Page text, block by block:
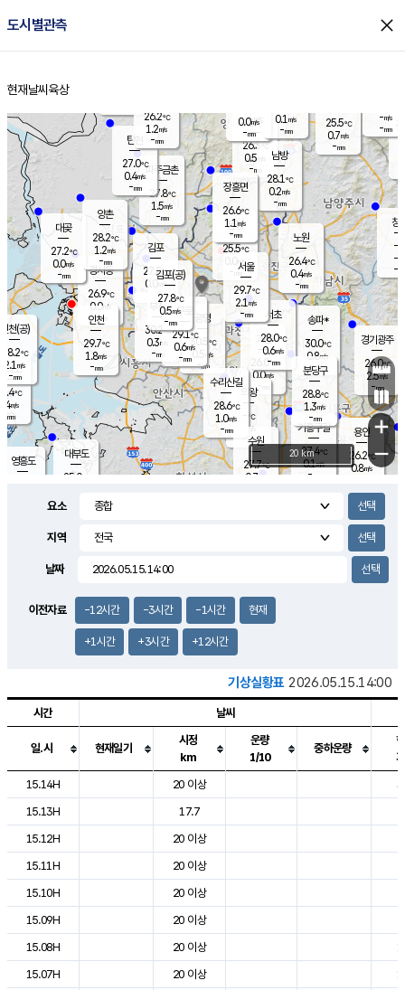
도시별관측 close
홈
현재날씨 육상
의도
℃
m/s
mm
영흥도
양주
26.3℃
0.5
-mm
과천
26.0℃
0.0m/s
- mm
용인
26.2℃
0.8m/s
경기광주
26.0℃
2.5m/s
-mm
0.7m/s
대부도
25.0
경서동
26.9℃
0.0m/s
-mm
파주금촌
27.8℃
1.5m/s
-mm
25.5℃
0.7m/s
-mm
대곶
27.2℃
0.0m/s
-mm
창
-
-m/
-
탄현
27.0℃
0.4m/s
-mm
-m/s
-mm
의왕
- ℃
m/s
mm
김포
27.8℃
0.0 m/s
mm
광명
30.5 ℃
0.5 m/s
-mm
부천
30.2℃
0.3m/s
-mm
양촌
28.2℃
1.2m/s
-mm
구로
29.1℃
0.6m/s
-mm
은평
25.5℃
0.0 m/s
- mm
노원
26.4℃
0.4m/s
-mm
송파*
30.0℃
0.8m/s
-mm
서초
28.0℃
0.6m/s
-mm
남방
28.1℃
0.2m/s
-mm
기흥구갈
27.4℃
0.1m/s
-
수리산길
28.6℃
1.0m/s
-mm
분당구
28.8℃
1.3m/s
-mm
장흥면
26.6℃
1.1 m/s
-mm
0.0m/s
-mm
인천(공)
28.2℃
2.1 m/s
-mm
김포(공)
27.8℃
0.5m/s
-mm
수원
27.7℃
0.7 m/s
인천
29.7℃
1.8m/s
-mm
서울
29.7℃
2.1 m/s
-mm
26.2℃
1.2m/s
-mm
0.1 m/s
-mm
+
−
20 km
요소
지역
날짜
이전자료 -12시간 -3시간 -1시간 현재
+1시간 +3시간 +12시간
기상실황표 2026.05.15.14:00
도시별 기상실황표로 지점, 날씨, 기온, 강수, 바람, 기압등을 안내한 표입
시간 날씨
일.시 현재일기
시정
km
운량
1/10
중하운량
15.14H
20 이상
15.13H
17.7
15.12H
20 이상
15.11H
20 이상
15.10H
20 이상
15.09H
20 이상
15.08H
20 이상
15.07H
20 이상